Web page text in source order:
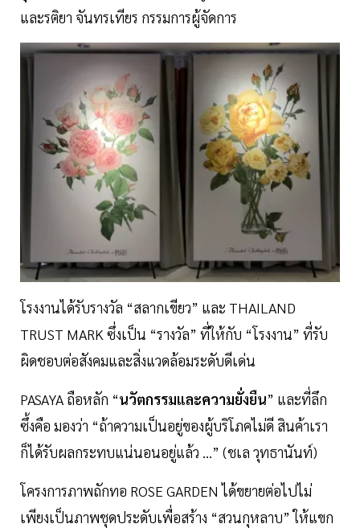
และรติยา จันทรเทียร กรรมการผู้จัดการ
โรงงานได้รับรางวัล “สลากเขียว” และ THAILAND
TRUST MARK ซึ่งเป็น “รางวัล” ที่ให้กับ “โรงงาน” ที่รับ
ผิดชอบต่อสังคมและสิ่งแวดล้อมระดับดีเด่น
PASAYA ถือหลัก “นวัตกรรมและความยั่งยืน” และที่ลึก
ซึ้งคือ มองว่า “ถ้าความเป็นอยู่ของผู้บริโภคไม่ดี สินค้าเรา
ก็ได้รับผลกระทบแน่นอนอยู่แล้ว ...” (ชเล วุทธานันท์)
โครงการภาพถักทอ ROSE GARDEN ได้ขยายต่อไปไม่
เพียงเป็นภาพชุดประดับเพื่อสร้าง “สวนกุหลาบ” ให้แขก